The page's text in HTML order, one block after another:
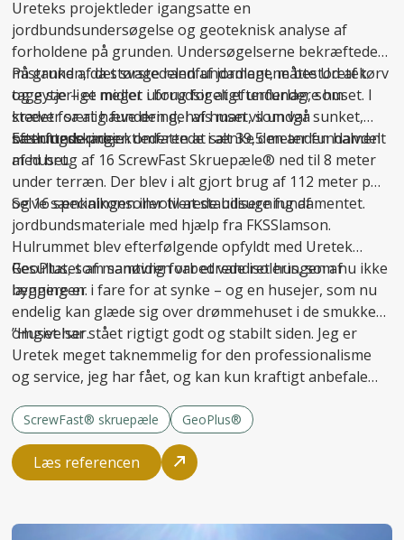
Ureteks projektleder igangsatte en
jordbundsundersøgelse og geoteknisk analyse af
forholdene på grunden. Undersøgelserne bekræftede
mistanken, da størstedelen af jordlagene bestod af tørv
og gytje – et meget uforudsigeligt underlag, som
kræver særlig fundering, hvis man vil undgå
sætningsskader.
På grund af det svage randfundament, måtte Uretek
tage særlige midler i brug for atefterfunderehuset. I
stedet for at hæve den del af huset, som var sunket,
besluttede projektlederen at sænke den anden halvdel
af huset.
Efterfunderingen omfattede i alt 39,5 meter fundament
med brug af 16 ScrewFast Skruepæle® ned til 8 meter
under terræn. Der blev i alt gjort brug af 112 meter pæl
og 16 specialkonsoller til atstabilisere fundamentet.
Selve sænkningen involverede udsugning af
jordbundsmateriale med hjælp fra FKSSlamson.
Hulrummet blev efterfølgende opfyldt med Uretek
GeoPlus, som samtidig forbedrede isoleringen af
bygningen.
Resultatet af manøvren var et vandret hus, som nu ikke
længere er i fare for at synke – og en husejer, som nu
endelig kan glæde sig over drømmehuset i de smukke
omgivelser.
”Huset har stået rigtigt godt og stabilt siden. Jeg er
Uretek meget taknemmelig for den professionalisme
og service, jeg har fået, og kan kun kraftigt anbefale
ScrewFast® skruepæle GeoPlus®
Læs referencen